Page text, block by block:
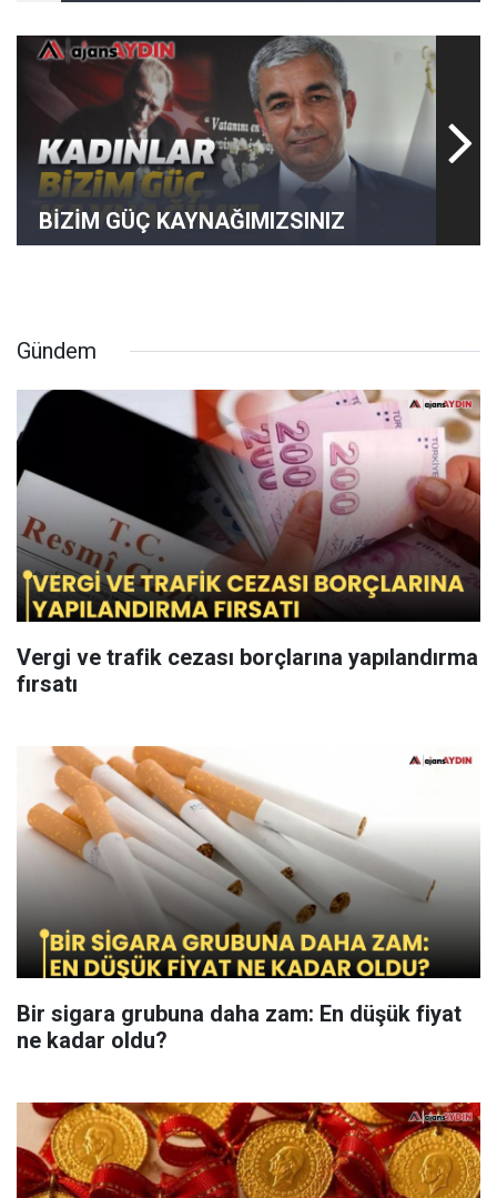
BİZİM GÜÇ KAYNAĞIMIZSINIZ
Gündem
Vergi ve trafik cezası borçlarına yapılandırma
fırsatı
Bir sigara grubuna daha zam: En düşük fiyat
ne kadar oldu?